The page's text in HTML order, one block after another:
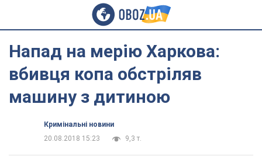
Напад на мерію Харкова:
вбивця копа обстріляв
машину з дитиною
Кримінальні новини
20.08.2018 15:23
9,3 т.